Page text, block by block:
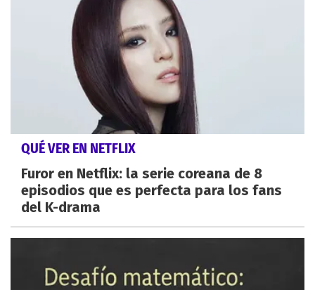
QUÉ VER EN NETFLIX
Furor en Netflix: la serie coreana de 8
episodios que es perfecta para los fans
del K-drama